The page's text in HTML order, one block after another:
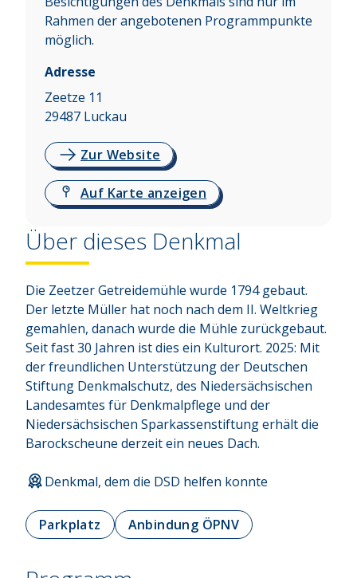
Rahmen der angebotenen Programmpunkte
möglich.
Adresse
Zeetze 11
29487 Luckau
Zur Website
Auf Karte anzeigen
Über dieses Denkmal
Die Zeetzer Getreidemühle wurde 1794 gebaut.
Der letzte Müller hat noch nach dem II. Weltkrieg
gemahlen, danach wurde die Mühle zurückgebaut.
Seit fast 30 Jahren ist dies ein Kulturort. 2025: Mit
der freundlichen Unterstützung der Deutschen
Stiftung Denkmalschutz, des Niedersächsischen
Landesamtes für Denkmalpflege und der
Niedersächsischen Sparkassenstiftung erhält die
Barockscheune derzeit ein neues Dach.
Denkmal, dem die DSD helfen konnte
Parkplatz Anbindung ÖPNV